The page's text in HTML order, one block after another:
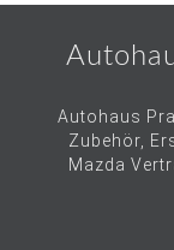
Autohaus
Zubehör,
Mazda